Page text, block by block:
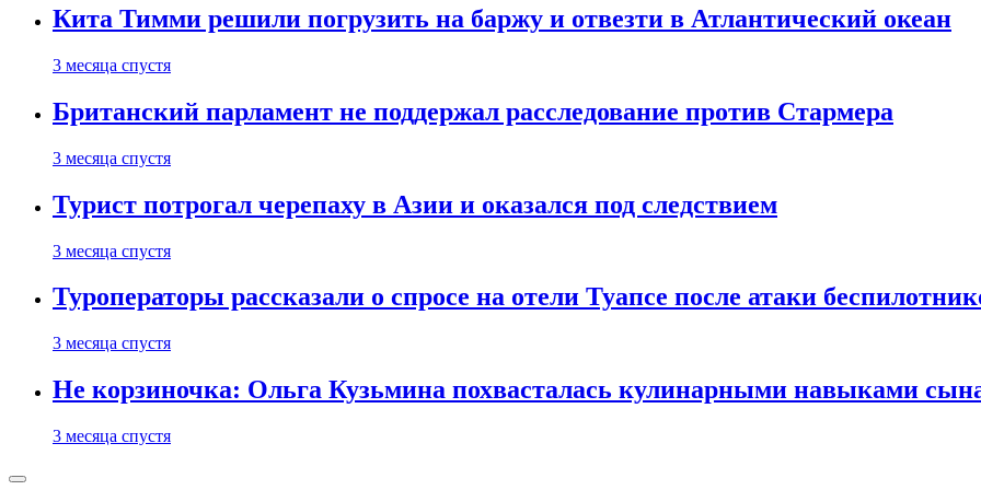
Кита Тимми решили погрузить на баржу и отвезти в Атлантический океан
3 месяца спустя
Британский парламент не поддержал расследование против Стармера
3 месяца спустя
Турист потрогал черепаху в Азии и оказался под следствием
3 месяца спустя
Туроператоры рассказали о спросе на отели Туапсе после атаки
3 месяца спустя
Не корзиночка: Ольга Кузьмина похвасталась кулинарными навыками
3 месяца спустя